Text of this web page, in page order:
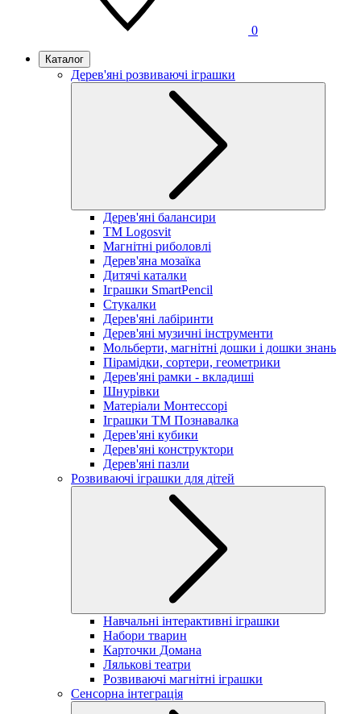
0
Каталог
Дерев'яні розвиваючі іграшки
Дерев'яні балансири
TM Logosvit
Магнітні риболовлі
Дерев'яна мозаїка
Дитячі каталки
Іграшки SmartPencil
Стукалки
Дерев'яні лабіринти
Дерев'яні музичні інструменти
Мольберти, магнітні дошки і дошки знань
Пірамідки, сортери, геометрики
Дерев'яні рамки - вкладиші
Шнурівки
Матеріали Монтессорі
Іграшки ТМ Познавалка
Дерев'яні кубики
Дерев'яні конструктори
Дерев'яні пазли
Розвиваючі іграшки для дітей
Навчальні інтерактивні іграшки
Набори тварин
Карточки Домана
Лялькові театри
Розвиваючі магнітні іграшки
Сенсорна інтеграція